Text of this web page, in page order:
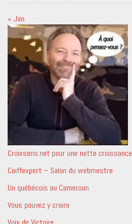
« Jan
Croixsens.net pour une nette croissance
Coiffexpert – Salon du webmestre
Un québécois au Cameroun
Vous pouvez y croire